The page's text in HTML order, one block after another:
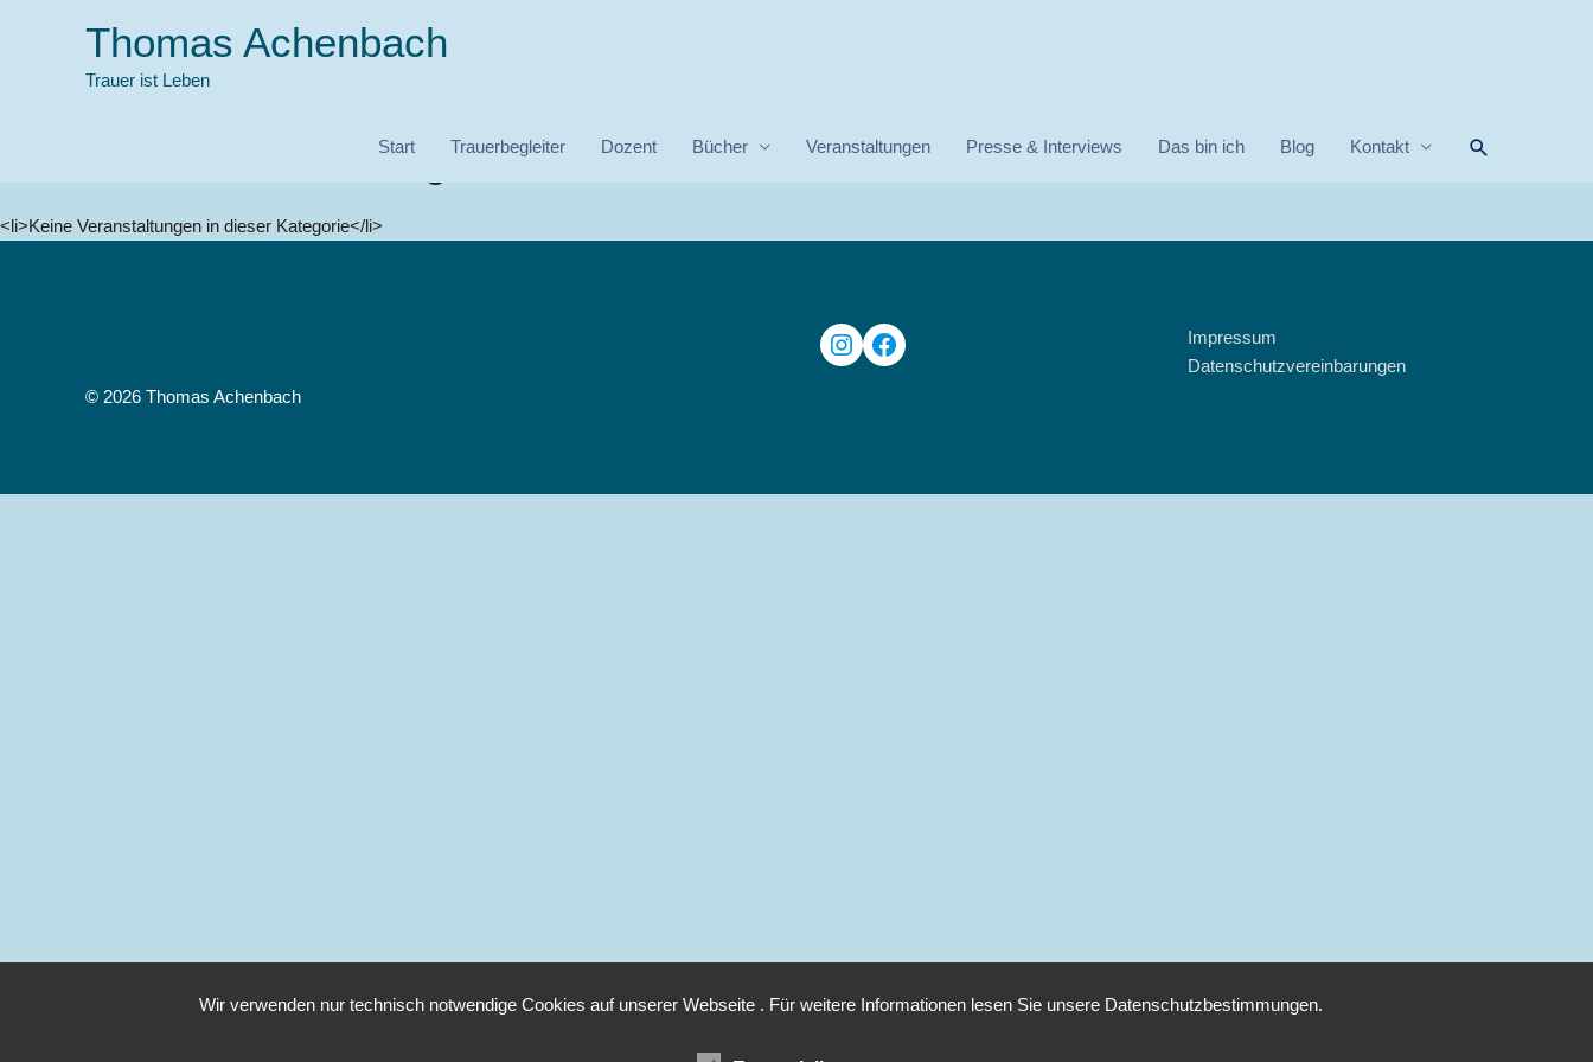
Thomas Achenbach
Trauer ist Leben
Start Trauerbegleiter Dozent Bücher Veranstaltungen Presse & Interviews Das bin ich Blog Kontakt Suchen
Sonstiges
Kommende Veranstaltungen
<li>Keine Veranstaltungen in dieser Kategorie</li>
© 2026 Thomas Achenbach
Instagram
Facebook
Impressum
Datenschutzvereinbarungen
Wir verwenden nur technisch notwendige Cookies auf unserer Webseite . Für weitere Informationen lesen Sie unsere Datenschutzbestimmungen.